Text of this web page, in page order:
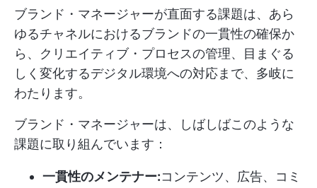
ブランド・マネージャーが直面する課題は、あら
ゆるチャネルにおけるブランドの一貫性の確保か
ら、クリエイティブ・プロセスの管理、目まぐる
しく変化するデジタル環境への対応まで、多岐に
わたります。
ブランド・マネージャーは、しばしばこのような
課題に取り組んでいます：
一貫性のメンテナー:コンテンツ、広告、コミ